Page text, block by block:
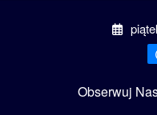
Obserwuj